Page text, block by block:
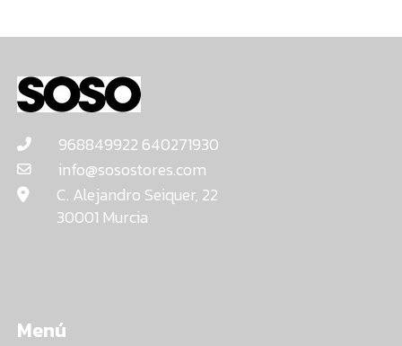
968849922 640271930
info@sosostores.com
C. Alejandro Seiquer, 22
30001 Murcia
Menú